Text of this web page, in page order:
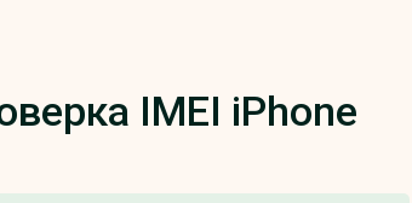
IMEI iPhone